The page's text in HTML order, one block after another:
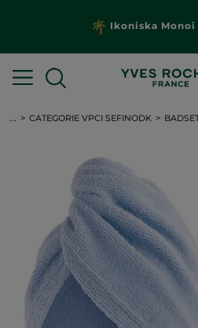
Ikoniska Monoi
... CATEGORIE VPCI SEFINODK